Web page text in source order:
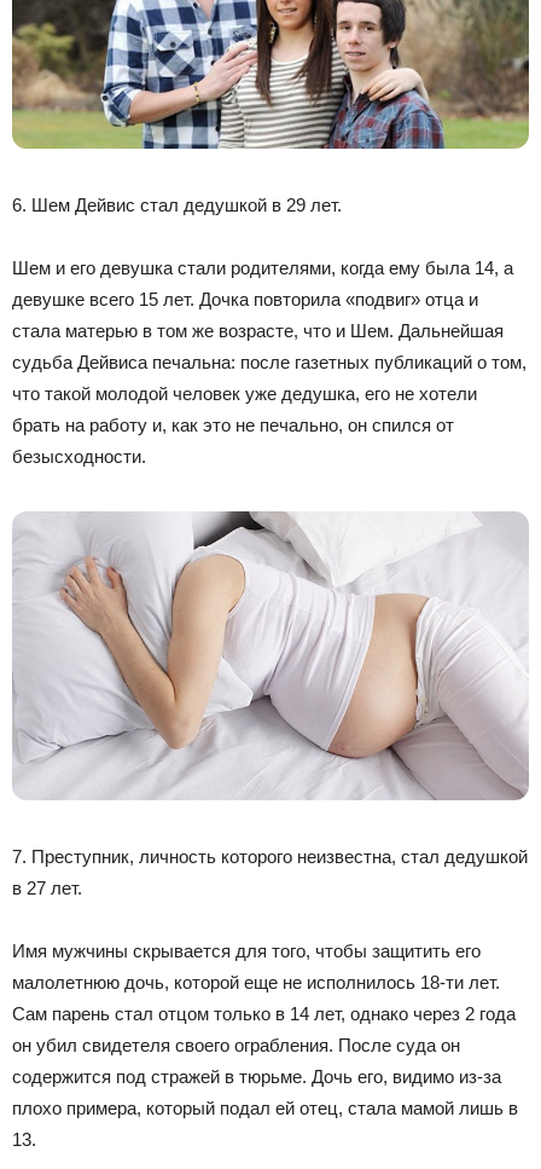
6. Шем Дейвис стал дедушкой в 29 лет.
Шем и его девушка стали родителями, когда ему была 14, а
девушке всего 15 лет. Дочка повторила «подвиг» отца и
стала матерью в том же возрасте, что и Шем. Дальнейшая
судьба Дейвиса печальна: после газетных публикаций о том,
что такой молодой человек уже дедушка, его не хотели
брать на работу и, как это не печально, он спился от
безысходности.
7. Преступник, личность которого неизвестна, стал дедушкой
в 27 лет.
Имя мужчины скрывается для того, чтобы защитить его
малолетнюю дочь, которой еще не исполнилось 18-ти лет.
Сам парень стал отцом только в 14 лет, однако через 2 года
он убил свидетеля своего ограбления. После суда он
содержится под стражей в тюрьме. Дочь его, видимо из-за
плохо примера, который подал ей отец, стала мамой лишь в
13.